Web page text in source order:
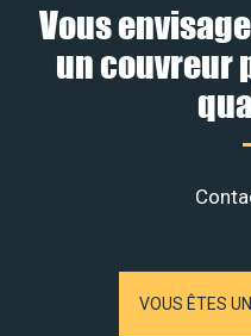
Vous
un couvreur
VOUS ÊTES